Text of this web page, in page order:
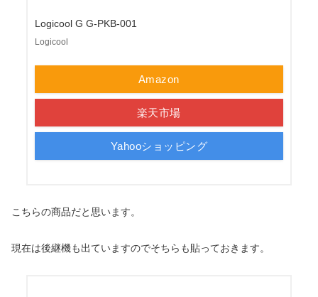
Logicool G G-PKB-001
Logicool
Amazon
楽天市場
Yahooショッピング
こちらの商品だと思います。
現在は後継機も出ていますのでそちらも貼っておきます。